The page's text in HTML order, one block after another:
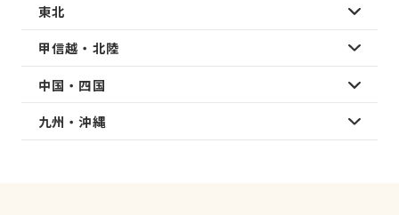
東北
甲信越・北陸
中国・四国
九州・沖縄